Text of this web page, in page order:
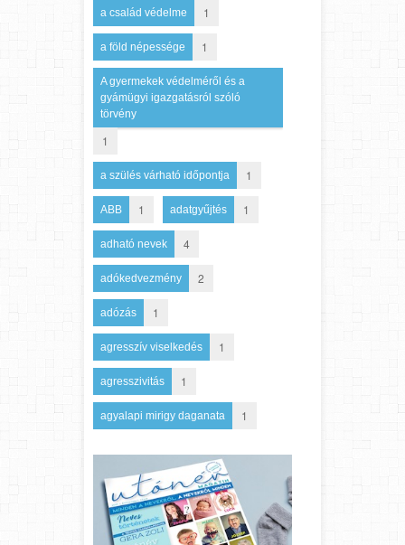
a család védelme 1
a föld népessége 1
A gyermekek védelméről és a
gyámügyi igazgatásról szóló
törvény
1
a szülés várható időpontja 1
ABB 1 adatgyűjtés 1
adható nevek 4
adókedvezmény 2
adózás 1
agresszív viselkedés 1
agresszivitás 1
agyalapi mirigy daganata 1